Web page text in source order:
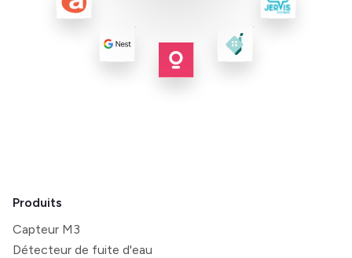
Produits
Capteur M3
Détecteur de fuite d'eau